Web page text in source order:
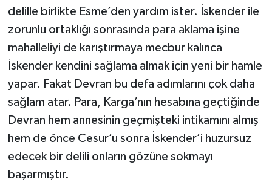
delille birlikte Esme’den yardım ister. İskender ile
zorunlu ortaklığı sonrasında para aklama işine
mahalleliyi de karıştırmaya mecbur kalınca
İskender kendini sağlama almak için yeni bir hamle
yapar. Fakat Devran bu defa adımlarını çok daha
sağlam atar. Para, Karga’nın hesabına geçtiğinde
Devran hem annesinin geçmişteki intikamını almış
hem de önce Cesur’u sonra İskender’i huzursuz
edecek bir delili onların gözüne sokmayı
başarmıştır.